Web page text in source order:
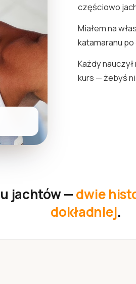
częściowo
Miałem na
katamaranu
Każdy
kurs — żebyś
jachtów —dwie
dokładniej.